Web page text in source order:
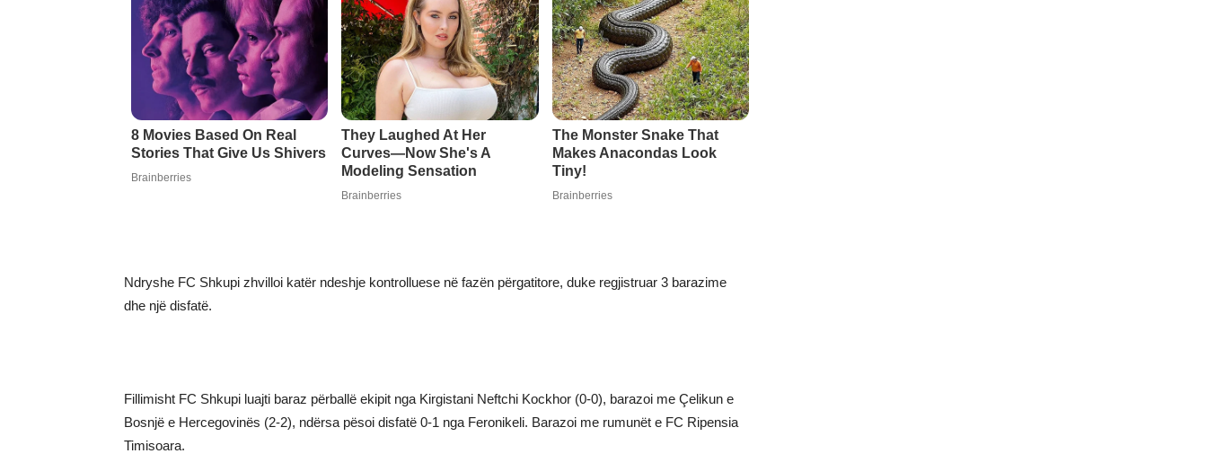
Ndryshe FC Shkupi zhvilloi katër ndeshje kontrolluese në fazën përgatitore, duke regjistruar 3 barazime
dhe një disfatë.
Fillimisht FC Shkupi luajti baraz përballë ekipit nga Kirgistani Neftchi Kockhor (0-0), barazoi me Çelikun e
Bosnjë e Hercegovinës (2-2), ndërsa pësoi disfatë 0-1 nga Feronikeli. Barazoi me rumunët e FC Ripensia
Timisoara.